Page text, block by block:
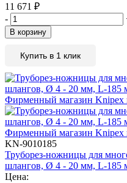
11 671 ₽
-
В корзину
Купить в 1 клик
KN-9010185
Труборез-ножницы для
шлангов, Ø 4 - 20 мм, L-185
Цена: